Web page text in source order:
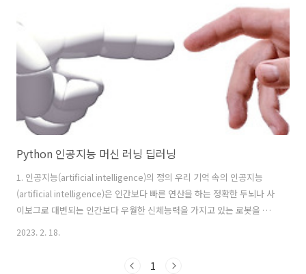
Python 인공지능 머신 러닝 딥러닝
1. 인공지능(artificial intelligence)의 정의 우리 기억 속의 인공지능
(artificial intelligence)은 인간보다 빠른 연산을 하는 정확한 두뇌나 사
이보그로 대변되는 인간보다 우월한 신체능력을 가지고 있는 로봇을 생
각하고 있을 것입니다. 그리고 인터넷이나 정보의 바다에서 정보 선별을
생각할 수 있을 것입니다. 실제 현실에서의 인공지능(artificial
2023. 2. 18.
1